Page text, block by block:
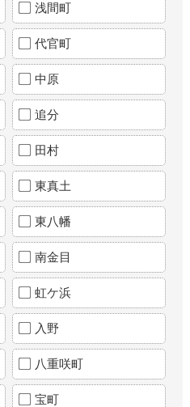
浅間町
代官町
中原
追分
田村
東真土
東八幡
南金目
虹ケ浜
入野
八重咲町
宝町